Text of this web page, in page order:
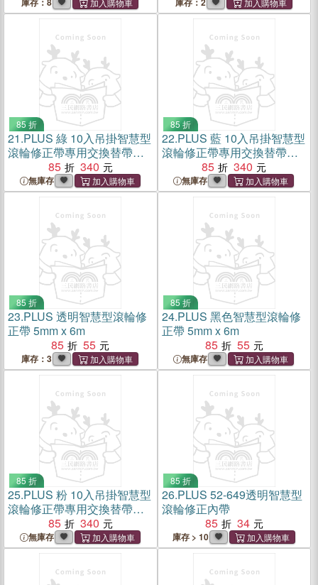
85 折
21.PLUS 綠 10入吊掛智慧型
滾輪修正帶專用交換替帶
85 340
無庫存
85 折
22.PLUS 藍 10入吊掛智慧型
滾輪修正帶專用交換替帶
85 340
無庫存
85 折
23.PLUS 透明智慧型滾輪修
正帶 5mm x 6m
85
55
庫存：3
85 折
24.PLUS 黑色智慧型滾輪修
正帶 5mm x 6m
85
55
無庫存
85 折
25.PLUS 粉 10入吊掛智慧型
滾輪修正帶專用交換替帶
85 340
無庫存
85 折
26.PLUS 52-649透明智慧型
滾輪修正內帶
85
34
庫存 > 10